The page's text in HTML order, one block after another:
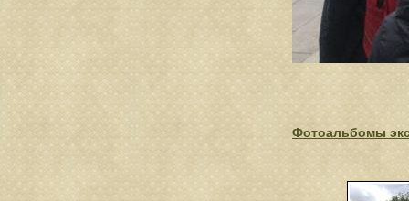
Фотоальбомы